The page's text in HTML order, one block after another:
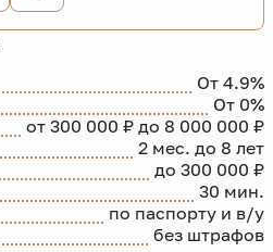
От 4.9%
От 0%
от 300 000 ₽ до 8 000 000 ₽
2 мес. до 8 лет
до 300 000 ₽
30 мин.
по паспорту и в/у
без штрафов